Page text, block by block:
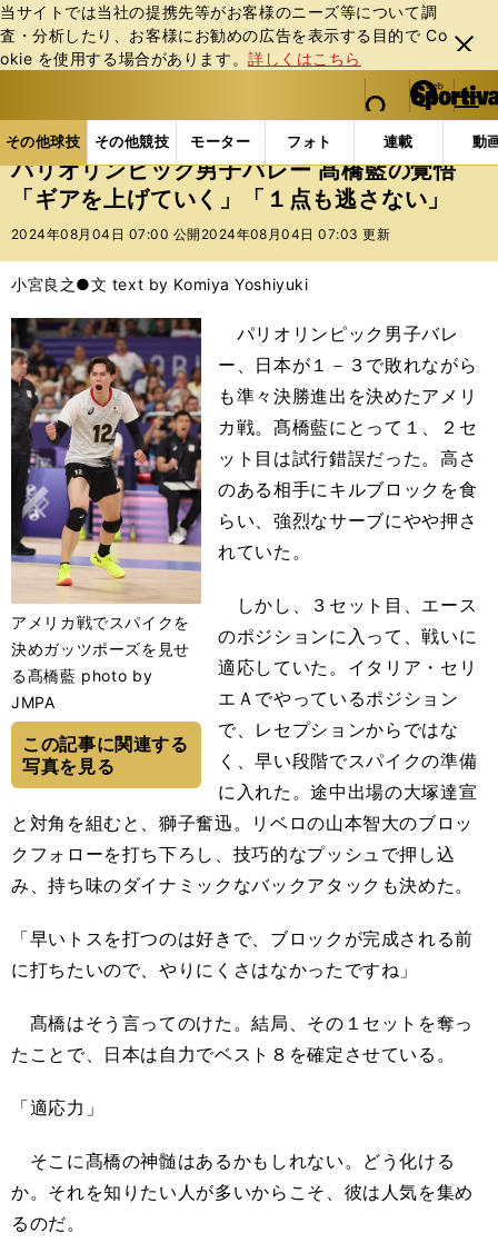
当サイトでは当社の提携先等がお客様のニーズ等について調
査・分析したり、お客様にお勧めの広告を表⽰する⽬的で Co
okie を使⽤する場合があります。詳しくはこちら
閉じ
る
web Sportiva (webスポルティーバ)
検索
マイペ
ー
ジ
メニュ
その他球技 その他競技 モーター フォト 連載 動
ス
ポ
ル
バ
その他球技の記事一覧 バレー パリオリンピック男
パリオリンピック男子バレー 髙橋藍の覚悟
「ギアを上げていく」「１点も逃さない」
2024年08月04日 07:00 公開 2024年08月04日 07:03 更新
小宮良之●文 text by Komiya Yoshiyuki
アメリカ戦でスパイクを
決めガッツポーズを見せ
る髙橋藍 photo by
JMPA
この記事に関連する
写真を見る
パリオリンピック男子バレ
ー、日本が１－３で敗れながら
も準々決勝進出を決めたアメリ
カ戦。髙橋藍にとって１、２セ
ット目は試行錯誤だった。高さ
のある相手にキルブロックを食
らい、強烈なサーブにやや押さ
れていた。
しかし、３セット目、エース
のポジションに入って、戦いに
適応していた。イタリア・セリ
エＡでやっているポジション
で、レセプションからではな
く、早い段階でスパイクの準備
に入れた。途中出場の大塚達宣
と対角を組むと、獅子奮迅。リベロの山本智大のブロッ
クフォローを打ち下ろし、技巧的なプッシュで押し込
み、持ち味のダイナミックなバックアタックも決めた。
「早いトスを打つのは好きで、ブロックが完成される前
に打ちたいので、やりにくさはなかったですね」
髙橋はそう言ってのけた。結局、その１セットを奪っ
たことで、日本は自力でベスト８を確定させている。
「適応力」
そこに髙橋の神髄はあるかもしれない。どう化ける
か。それを知りたい人が多いからこそ、彼は人気を集め
るのだ。